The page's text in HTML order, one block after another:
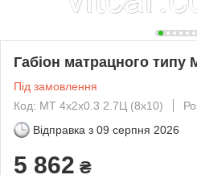
Габіон матрацного типу
Під замовлення
Код: МТ 4х2х0.3 2.7Ц (8х10)
Відправка з 09 серпня 2026
5 862 ₴